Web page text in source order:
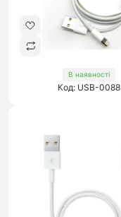
В наявності
Код: USB-0088